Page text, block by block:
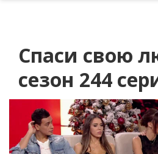
Спаси свою
сезон 244